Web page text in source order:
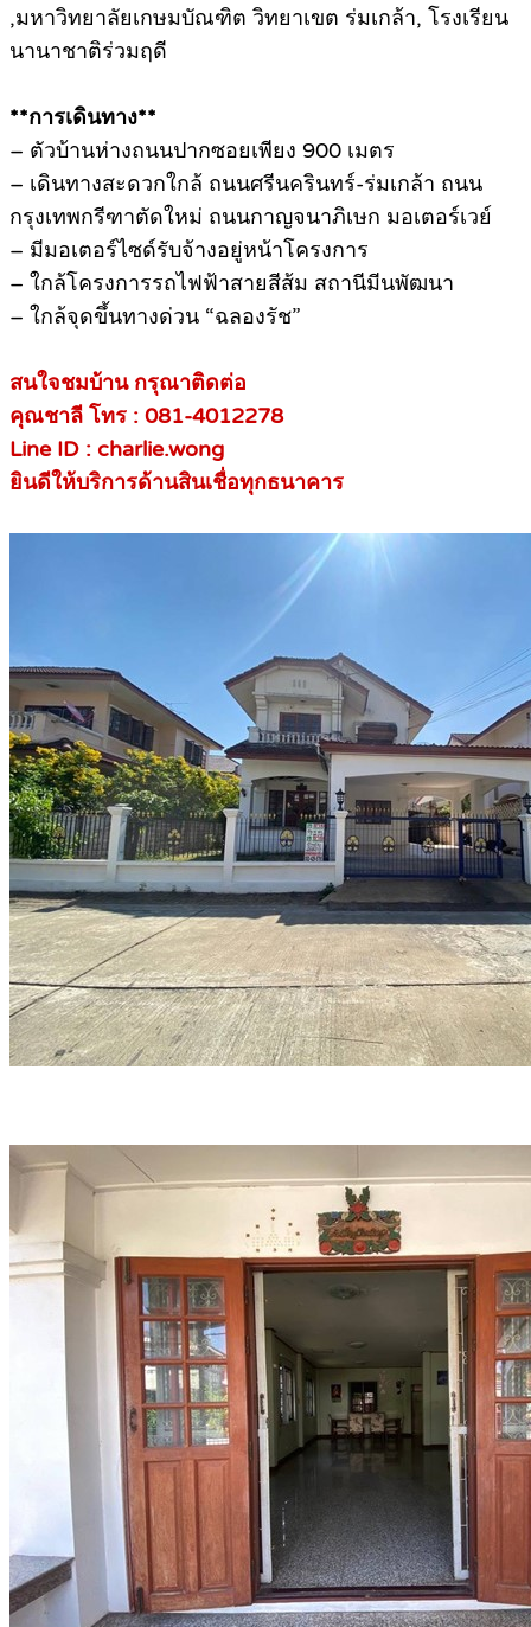
,มหาวิทยาลัยเกษมบัณฑิต วิทยาเขต ร่มเกล้า, โรงเรียน
นานาชาติร่วมฤดี
**การเดินทาง**
– ตัวบ้านห่างถนนปากซอยเพียง 900 เมตร
– เดินทางสะดวกใกล้ ถนนศรีนครินทร์-ร่มเกล้า ถนน
กรุงเทพกรีฑาตัดใหม่ ถนนกาญจนาภิเษก มอเตอร์เวย์
– มีมอเตอร์ไซด์รับจ้างอยู่หน้าโครงการ
– ใกล้โครงการรถไฟฟ้าสายสีส้ม สถานีมีนพัฒนา
– ใกล้จุดขึ้นทางด่วน “ฉลองรัช”
สนใจชมบ้าน กรุณาติดต่อ
คุณชาลี โทร : 081-4012278
Line ID : charlie.wong
ยินดีให้บริการด้านสินเชื่อทุกธนาคาร